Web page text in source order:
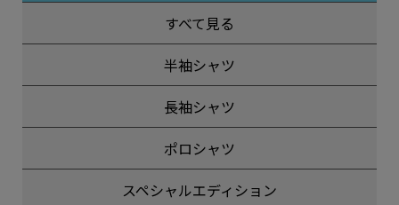
すべて見る
半袖シャツ
長袖シャツ
ポロシャツ
スペシャルエディション